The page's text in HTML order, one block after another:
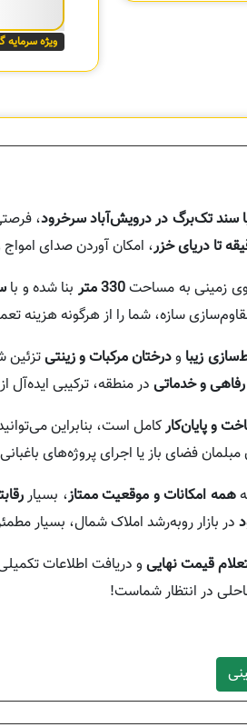
ویژه سرمایه
سند تک‌برگ در درویش‌آباد سرخرود،
، امکان آوردن صدای
زمینی به مساحت330 متر بنا شده و با
سازه، شما را از هرگونه هزینه
زیبا ودرختان مرکبات و زینتیتزئین
رفاهی و خدماتی در منطقه، ترکیبی ایده‌آل
و پایان‌کارکامل است، بنابراین
مبلمان فضای باز یا اجرای پروژه‌های
همه امکانات و موقعیت ممتاز، بسیار
در بازار رو‌به‌رشد املاک شمال، بسیار
قیمت نهاییو دریافت اطلاعات
در انتظار شماست!